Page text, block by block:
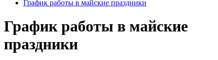
График работы в майские праздники
График работы в майские
праздники